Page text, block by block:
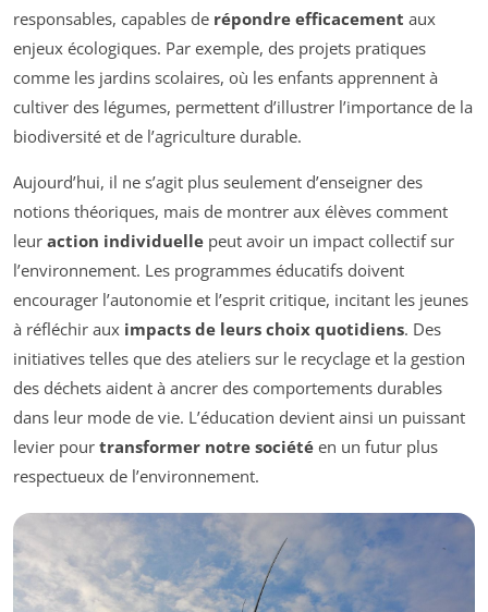
responsables, capables de répondre efficacement aux
enjeux écologiques. Par exemple, des projets pratiques
comme les jardins scolaires, où les enfants apprennent à
cultiver des légumes, permettent d’illustrer l’importance de la
biodiversité et de l’agriculture durable.
Aujourd’hui, il ne s’agit plus seulement d’enseigner des
notions théoriques, mais de montrer aux élèves comment
leur action individuelle peut avoir un impact collectif sur
l’environnement. Les programmes éducatifs doivent
encourager l’autonomie et l’esprit critique, incitant les jeunes
à réfléchir aux impacts de leurs choix quotidiens. Des
initiatives telles que des ateliers sur le recyclage et la gestion
des déchets aident à ancrer des comportements durables
dans leur mode de vie. L’éducation devient ainsi un puissant
levier pour transformer notre société en un futur plus
respectueux de l’environnement.